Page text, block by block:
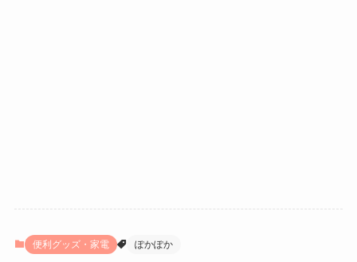
便利グッズ・家電 ぽかぽか